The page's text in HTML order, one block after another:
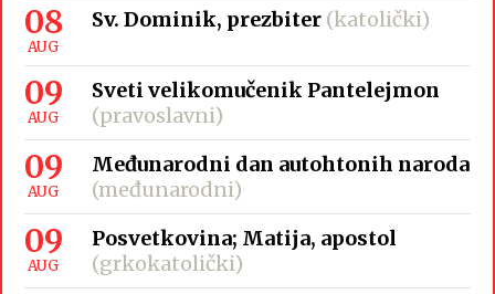
08
AUG
Sv. Dominik, prezbiter (katolički)
09
AUG
Sveti velikomučenik Pantelejmon
(pravoslavni)
09
AUG
Međunarodni dan autohtonih naroda
(međunarodni)
09
AUG
Posvetkovina; Matija, apostol
(grkokatolički)